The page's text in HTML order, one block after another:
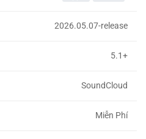
2026.05.07-release
5.1+
SoundCloud
Miễn Phí